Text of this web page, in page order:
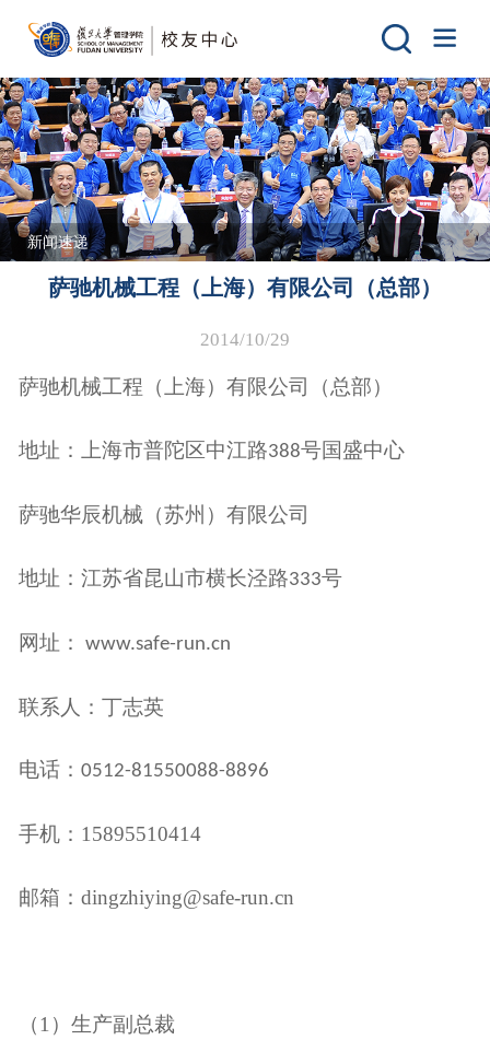
新闻速递
萨驰机械工程（上海）有限公司（总部）
2014/10/29
萨驰机械工程（上海）有限公司（总部）
地址：上海市普陀区中江路388号国盛中心
萨驰华辰机械（苏州）有限公司
地址：江苏省昆山市横长泾路333号
网址： www.safe-run.cn
联系人：丁志英
电话： 0512-81550088-8896
手机：15895510414
邮箱：dingzhiying@safe-run.cn
（1）生产副总裁